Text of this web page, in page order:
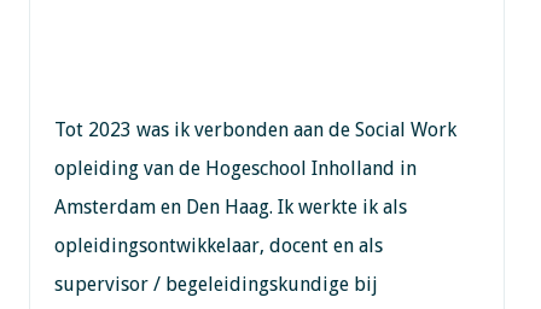
Tot 2023 was ik verbonden aan de Social Work
opleiding van de Hogeschool Inholland in
Amsterdam en Den Haag. Ik werkte ik als
opleidingsontwikkelaar, docent en als
supervisor / begeleidingskundige bij